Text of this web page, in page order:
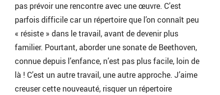
pas prévoir une rencontre avec une œuvre. C’est
parfois difficile car un répertoire que l’on connaît peu
« résiste » dans le travail, avant de devenir plus
familier. Pourtant, aborder une sonate de Beethoven,
connue depuis l’enfance, n’est pas plus facile, loin de
là ! C’est un autre travail, une autre approche. J’aime
creuser cette nouveauté, risquer un répertoire